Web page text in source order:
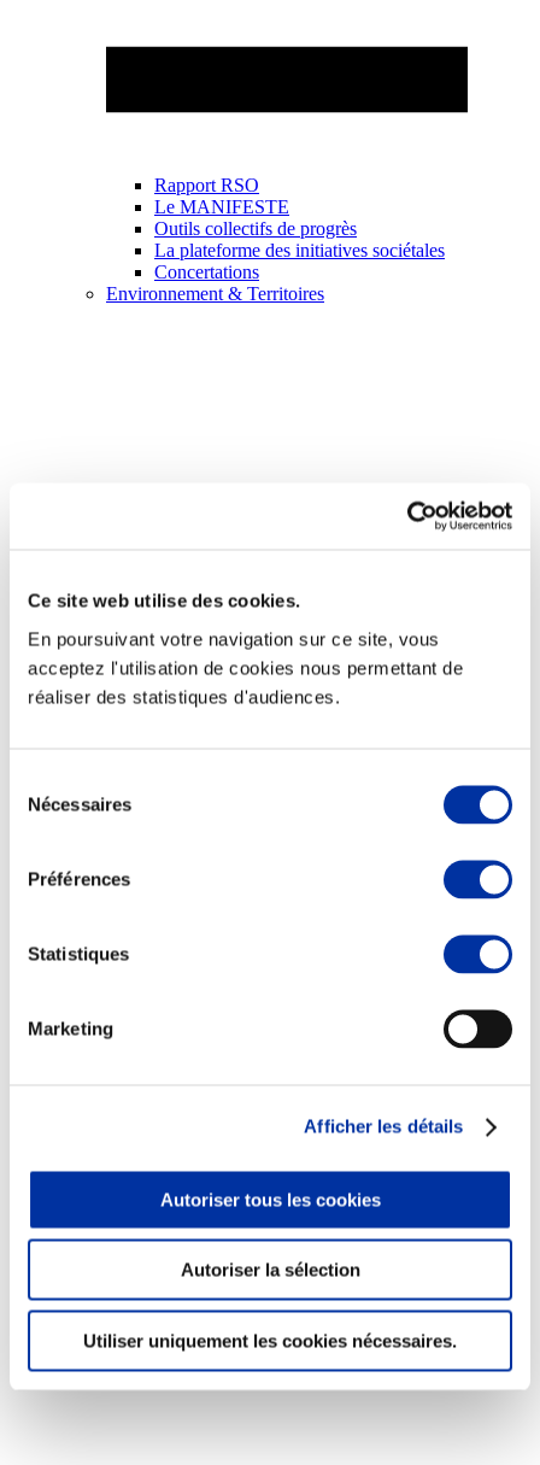
Ce site web utilise des cookies.
En poursuivant votre navigation sur ce site, vous
acceptez l'utilisation de cookies nous permettant de
réaliser des statistiques d'audiences.
Nécessaires
Préférences
Statistiques
Marketing
Afficher les détails
Autoriser tous les cookies
Autoriser la sélection
Utiliser uniquement les cookies nécessaires.
Rapport RSO
Le MANIFESTE
Outils collectifs de progrès
La plateforme des initiatives sociétales
Concertations
Environnement & Territoires
Viande et climat
Valorisation de l’herbe
Bien-être, Protection et Santé des animaux
Elevage
Transport – mise en marché
Partenaire Climat
Alimentation de qualité, raisonnée et durable